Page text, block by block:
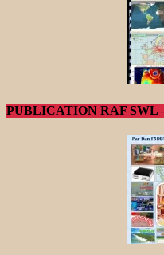
PUBLICATION RAF SWL